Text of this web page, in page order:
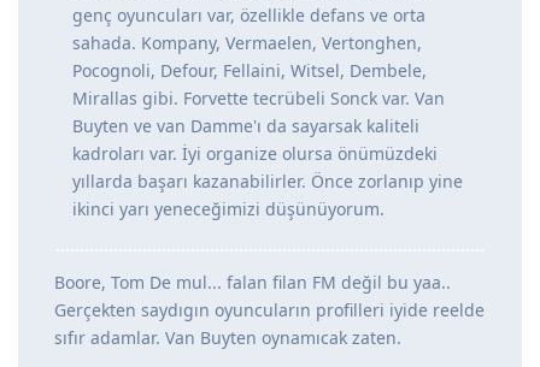
genç oyuncuları var, özellikle defans ve orta
sahada. Kompany, Vermaelen, Vertonghen,
Pocognoli, Defour, Fellaini, Witsel, Dembele,
Mirallas gibi. Forvette tecrübeli Sonck var. Van
Buyten ve van Damme'ı da sayarsak kaliteli
kadroları var. İyi organize olursa önümüzdeki
yıllarda başarı kazanabilirler. Önce zorlanıp yine
ikinci yarı yeneceğimizi düşünüyorum.
Boore, Tom De mul... falan filan FM değil bu yaa..
Gerçekten saydıgın oyuncuların profilleri iyide reelde
sıfır adamlar. Van Buyten oynamıcak zaten.